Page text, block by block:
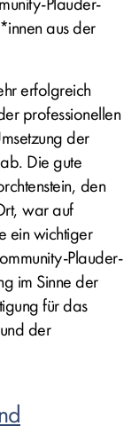
Plauder-
aus der
erfolgreich
professionellen
der
Die gute
den
war auf
ein wichtiger
Plauder-
im Sinne der
für das
der